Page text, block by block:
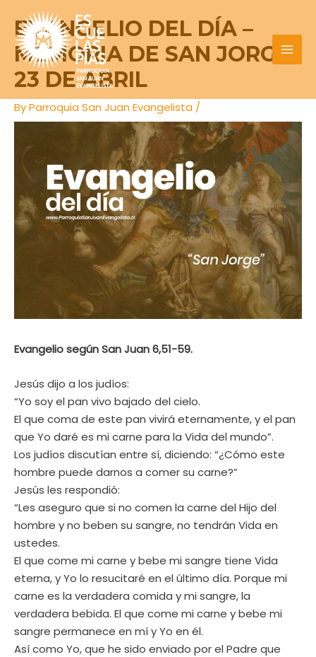
content
EVANGELIO DEL DÍA –
MEMORIA DE SAN JORGE
23 DE ABRIL
ByParroquia San Juan Evangelista /
Evangelio según San Juan 6,51-59.
Jesús dijo a los judíos:
“Yo soy el pan vivo bajado del cielo.
El que coma de este pan vivirá eternamente, y el pan
que Yo daré es mi carne para la Vida del mundo”.
Los judíos discutían entre sí, diciendo: “¿Cómo este
hombre puede darnos a comer su carne?”
Jesús les respondió:
“Les aseguro que si no comen la carne del Hijo del
hombre y no beben su sangre, no tendrán Vida en
ustedes.
El que come mi carne y bebe mi sangre tiene Vida
eterna, y Yo lo resucitaré en el último día. Porque mi
carne es la verdadera comida y mi sangre, la
verdadera bebida. El que come mi carne y bebe mi
sangre permanece en mí y Yo en él.
Así como Yo, que he sido enviado por el Padre que
navigation